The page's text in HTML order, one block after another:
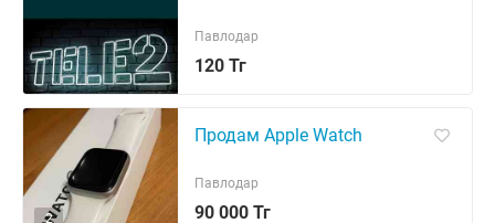
120 Тг
Павлодар
2
Продам Apple Watch
90 000 Тг
Павлодар